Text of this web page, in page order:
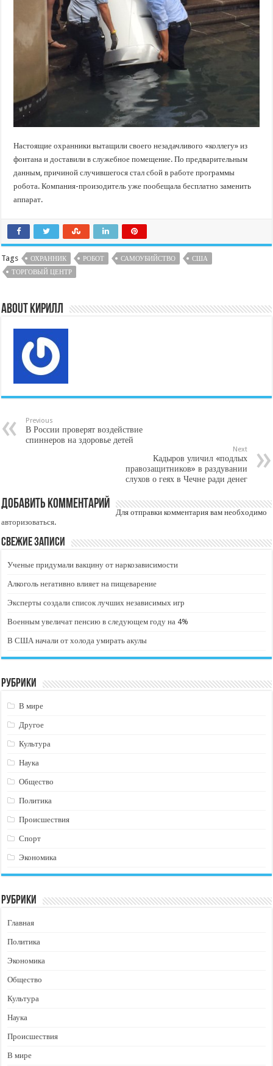
Настоящие охранники вытащили своего незадачливого «коллегу» из
фонтана и доставили в служебное помещение. По предварительным
данным, причиной случившегося стал сбой в работе программы
робота. Компания-произодитель уже пообещала бесплатно заменить
аппарат.
Tags ОХРАННИК РОБОТ САМОУБИЙСТВО
США
ТОРГОВЫЙ ЦЕНТР
About Кирилл
Previous
В России проверят воздействие
спиннеров на здоровье детей
Next
Кадыров уличил «подлых
правозащитников» в раздувании
слухов о геях в Чечне ради денег
Добавить комментарий
Для отправки комментария вам необходимо
авторизоваться.
Свежие записи
Ученые придумали вакцину от наркозависимости
Алкоголь негативно влияет на пищеварение
Эксперты создали список лучших независимых игр
Военным увеличат пенсию в следующем году на 4%
В США начали от холода умирать акулы
Рубрики
В мире
Другое
Культура
Наука
Общество
Политика
Происшествия
Спорт
Экономика
Рубрики
Главная
Политика
Экономика
Общество
Культура
Наука
Происшествия
В мире